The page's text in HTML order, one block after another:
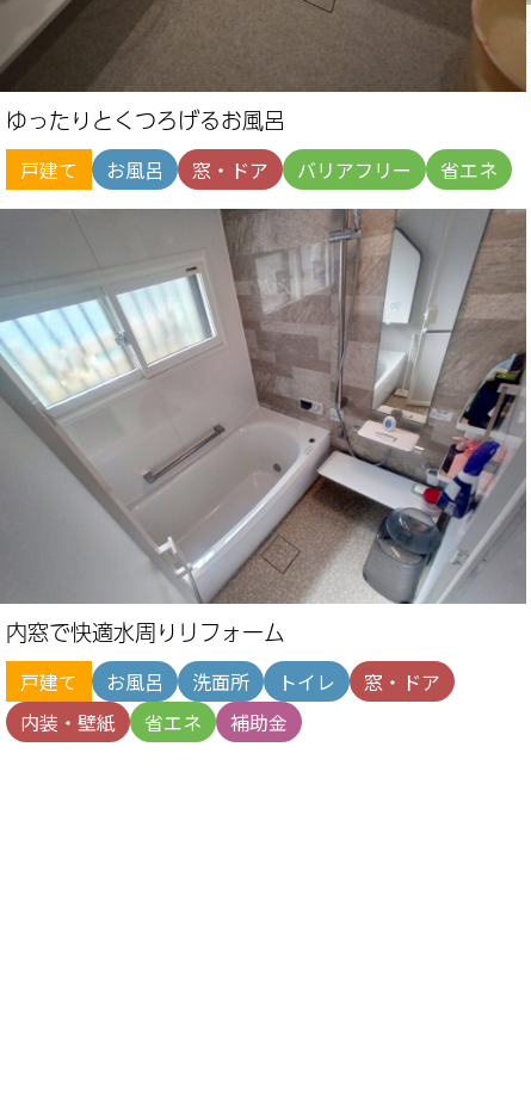
ゆったりとくつろげるお風呂
戸建て お風呂 窓・ドア バリアフリー 省エネ
内窓で快適水周りリフォーム
戸建て お風呂 洗面所 トイレ
窓・ドア
内装・壁紙
省エネ 補助金